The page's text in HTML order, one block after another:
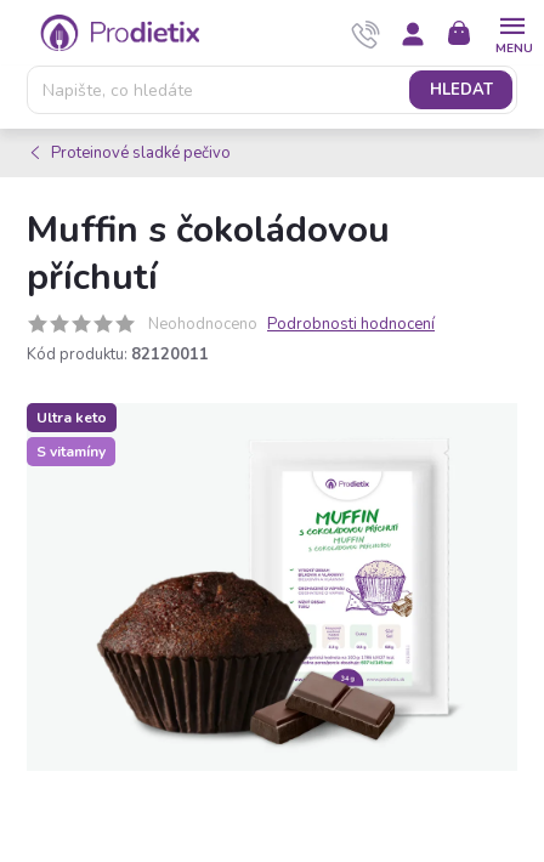
Přejít
obsah
HLEDAT
NÁKUPNÍ
KOŠÍK
Proteinové sladké pečivo
Muffin s čokoládovou
příchutí
Neohodnoceno Podrobnosti hodnocení
Kód produktu: 82120011
Ultra keto
S vitamíny